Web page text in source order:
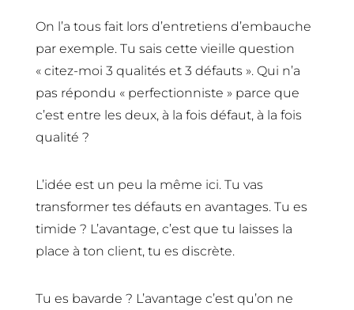
On l’a tous fait lors d’entretiens d’embauche
par exemple. Tu sais cette vieille question
« citez-moi 3 qualités et 3 défauts ». Qui n’a
pas répondu « perfectionniste » parce que
c’est entre les deux, à la fois défaut, à la fois
qualité ?
L’idée est un peu la même ici. Tu vas
transformer tes défauts en avantages. Tu es
timide ? L’avantage, c’est que tu laisses la
place à ton client, tu es discrète.
Tu es bavarde ? L’avantage c’est qu’on ne